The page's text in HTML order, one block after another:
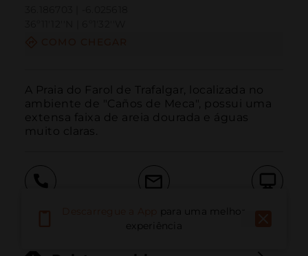
A Praia do Farol de Trafalgar, localizada no
ambiente de "Caños de Meca", possui uma
extensa faixa de areia dourada e águas
muito claras.
E-mailpara uma melhor
experiência